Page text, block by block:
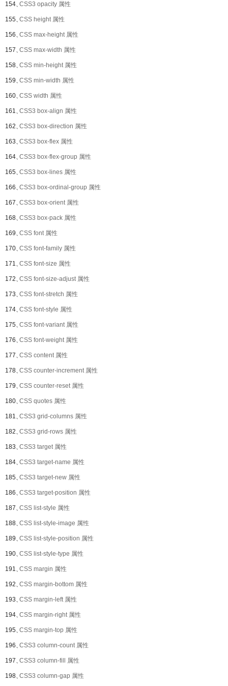
154、CSS3 opacity 属性
155、CSS height 属性
156、CSS max-height 属性
157、CSS max-width 属性
158、CSS min-height 属性
159、CSS min-width 属性
160、CSS width 属性
161、CSS3 box-align 属性
162、CSS3 box-direction 属性
163、CSS3 box-flex 属性
164、CSS3 box-flex-group 属性
165、CSS3 box-lines 属性
166、CSS3 box-ordinal-group 属性
167、CSS3 box-orient 属性
168、CSS3 box-pack 属性
169、CSS font 属性
170、CSS font-family 属性
171、CSS font-size 属性
172、CSS font-size-adjust 属性
173、CSS font-stretch 属性
174、CSS font-style 属性
175、CSS font-variant 属性
176、CSS font-weight 属性
177、CSS content 属性
178、CSS counter-increment 属性
179、CSS counter-reset 属性
180、CSS quotes 属性
181、CSS3 grid-columns 属性
182、CSS3 grid-rows 属性
183、CSS3 target 属性
184、CSS3 target-name 属性
185、CSS3 target-new 属性
186、CSS3 target-position 属性
187、CSS list-style 属性
188、CSS list-style-image 属性
189、CSS list-style-position 属性
190、CSS list-style-type 属性
191、CSS margin 属性
192、CSS margin-bottom 属性
193、CSS margin-left 属性
194、CSS margin-right 属性
195、CSS margin-top 属性
196、CSS3 column-count 属性
197、CSS3 column-fill 属性
198、CSS3 column-gap 属性